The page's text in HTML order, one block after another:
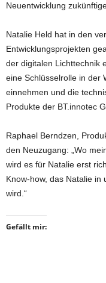
Neuentwicklung
Natalie Held hat in den
Entwicklungsprojekten
der digitalen Lichttechnik
eine Schlüsselrolle in der
einnehmen und die
Produkte der BT.innotec
Raphael Berndzen,
den Neuzugang: „Wo
wird es für Natalie erst
Know-how, das Natalie
wird.“
Gefällt mir: